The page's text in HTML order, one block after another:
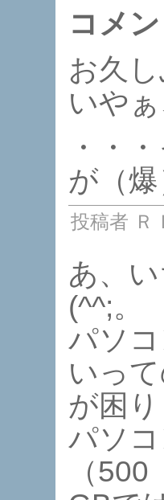
コメン
お久し
いや
・・
が（爆
投稿者 Ｒ
あ、
(^^;。
パソ
いっ
が困
パソ
（500